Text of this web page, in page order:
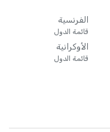
الفرنسية
قائمة الدول
الأوكرانية
قائمة الدول